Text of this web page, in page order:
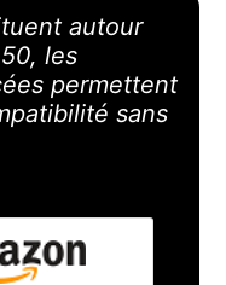
autour
les
permettent
sans